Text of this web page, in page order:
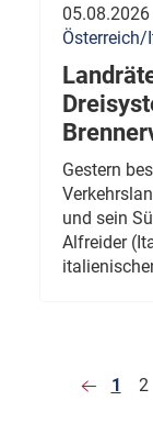
05.08.2026
Österreich/
Gestern
und sein
Alfreider
1 2